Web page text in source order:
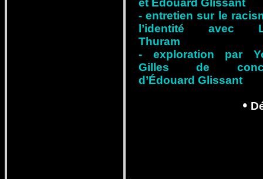
et Édouard Glissant
- entretien sur le
l’identité avec
Thuram
- exploration par
Gilles de
d’Édouard Glissant
• D